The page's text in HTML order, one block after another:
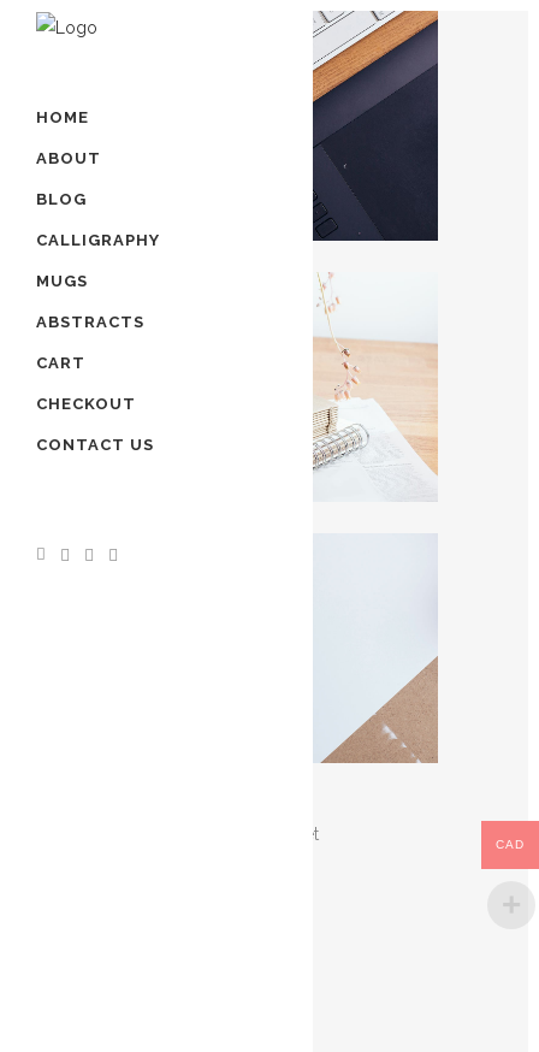
HOME
ABOUT
BLOG
CALLIGRAPHY
MUGS
ABSTRACTS
CART
CHECKOUT
CONTACT US
Lorem ipsum dolor sit amet
CAD